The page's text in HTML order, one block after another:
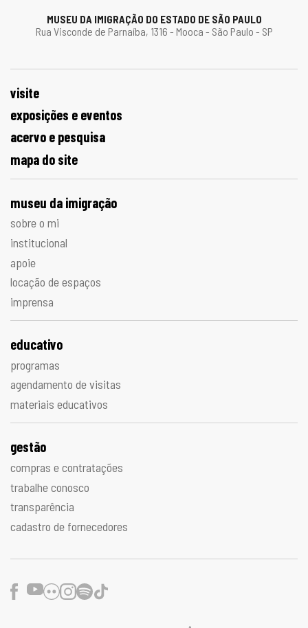
MUSEU DA IMIGRAÇÃO DO ESTADO DE SÃO PAULO
Rua Visconde de Parnaíba, 1316 - Mooca - São Paulo - SP
visite
exposições e eventos
acervo e pesquisa
mapa do site
museu da imigração
sobre o mi
institucional
apoie
locação de espaços
imprensa
educativo
programas
agendamento de visitas
materiais educativos
gestão
compras e contratações
trabalhe conosco
transparência
cadastro de fornecedores
Facebook
Youtube
FlickrInstagram
Spotify
TikTok